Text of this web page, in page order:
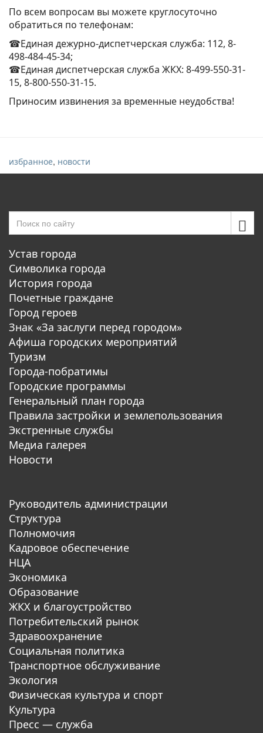
По всем вопросам вы можете круглосуточно
обратиться по телефонам:
☎Единая дежурно-диспетчерская служба: 112, 8-
498-484-45-34;
☎Единая диспетчерская служба ЖКХ: 8-499-550-31-
15, 8-800-550-31-15.
Приносим извинения за временные неудобства!
избранное, новости
Устав города
Символика города
История города
Почетные граждане
Город героев
Знак «За заслуги перед городом»
Афиша городских мероприятий
Туризм
Города-побратимы
Городские программы
Генеральный план города
Правила застройки и землепользования
Экстренные службы
Медиа галерея
Новости
Руководитель администрации
Структура
Полномочия
Кадровое обеспечение
НЦА
Экономика
Образование
ЖКХ и благоустройство
Потребительский рынок
Здравоохранение
Социальная политика
Транспортное обслуживание
Экология
Физическая культура и спорт
Культура
Пресс — служба